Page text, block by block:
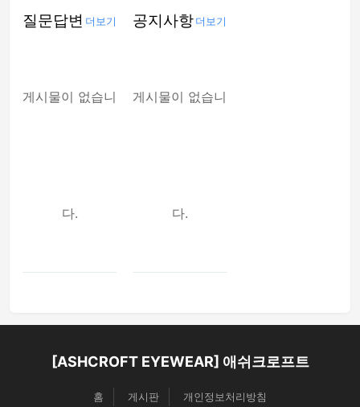
질문답변
게시물이 없습니
다.
더보기 공지사항
게시물이 없습니
다.
더보기
[ASHCROFT EYEWEAR] 애쉬크로프트
홈 게시판 개인정보처리방침